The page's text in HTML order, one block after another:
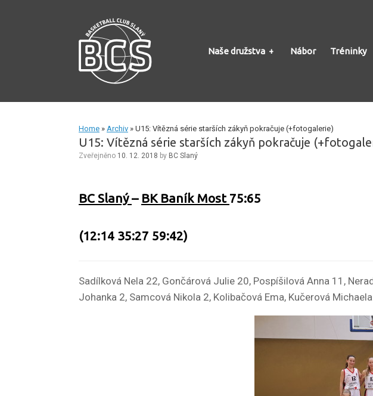
Naše družstva Nábor Tréninky
Home » Archiv » U15: Vítězná série starších zákyň pokračuje (+fotogalerie)
U15: Vítězná série starších zákyň pokračuje
Zveřejněno 10. 12. 2018 by BC Slaný
BC Slaný– BK Baník Most 75:65
(12:14 35:27 59:42)
Sadílková Nela 22, Gončárová Julie 20, Pospíšilová Anna 11,
Johanka 2, Samcová Nikola 2, Kolibačová Ema, Kučerová Michaela